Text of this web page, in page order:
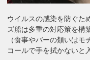
ウイルスの感染を防ぐた
ズ船は多重の対応策を構
（食事やバーの類いは
コールで手を拭かないと